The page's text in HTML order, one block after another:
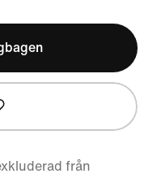
från